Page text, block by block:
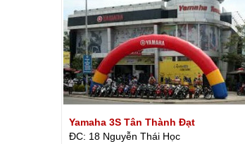
Yamaha 3S Tân Thành Đạt
ĐC: 18 Nguyễn Thái Học